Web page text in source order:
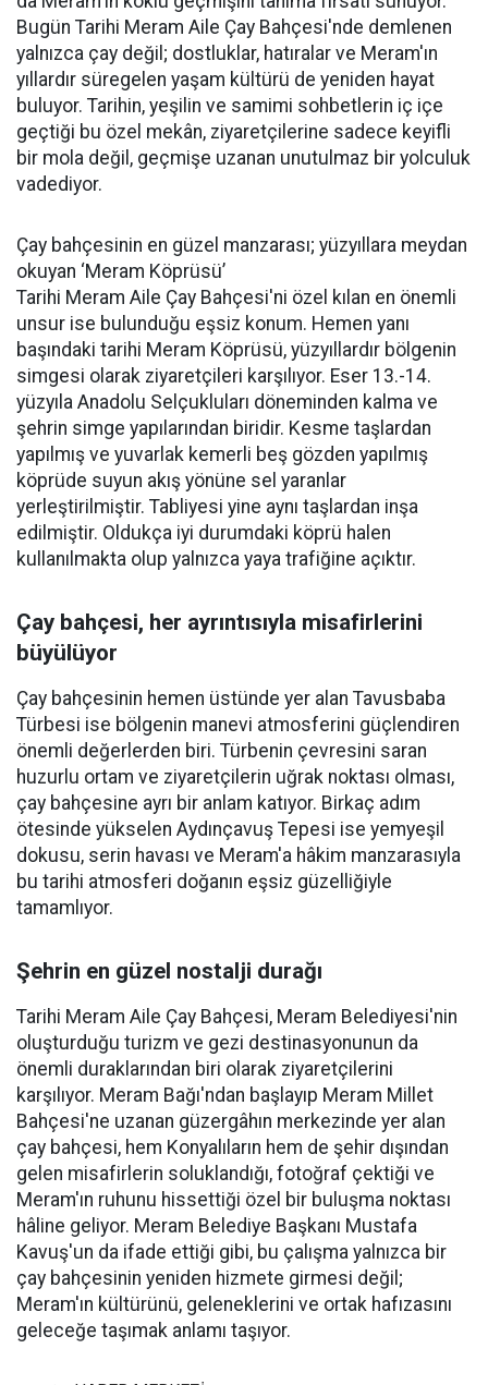
Bugün Tarihi Meram Aile Çay Bahçesi'nde demlenen
yalnızca çay değil; dostluklar, hatıralar ve Meram'ın
yıllardır süregelen yaşam kültürü de yeniden hayat
buluyor. Tarihin, yeşilin ve samimi sohbetlerin iç içe
geçtiği bu özel mekân, ziyaretçilerine sadece keyifli
bir mola değil, geçmişe uzanan unutulmaz bir yolculuk
vadediyor.
Çay bahçesinin en güzel manzarası; yüzyıllara meydan
okuyan ‘Meram Köprüsü’
Tarihi Meram Aile Çay Bahçesi'ni özel kılan en önemli
unsur ise bulunduğu eşsiz konum. Hemen yanı
başındaki tarihi Meram Köprüsü, yüzyıllardır bölgenin
simgesi olarak ziyaretçileri karşılıyor. Eser 13.-14.
yüzyıla Anadolu Selçukluları döneminden kalma ve
şehrin simge yapılarından biridir. Kesme taşlardan
yapılmış ve yuvarlak kemerli beş gözden yapılmış
köprüde suyun akış yönüne sel yaranlar
yerleştirilmiştir. Tabliyesi yine aynı taşlardan inşa
edilmiştir. Oldukça iyi durumdaki köprü halen
kullanılmakta olup yalnızca yaya trafiğine açıktır.
Çay bahçesi, her ayrıntısıyla misafirlerini
büyülüyor
Çay bahçesinin hemen üstünde yer alan Tavusbaba
Türbesi ise bölgenin manevi atmosferini güçlendiren
önemli değerlerden biri. Türbenin çevresini saran
huzurlu ortam ve ziyaretçilerin uğrak noktası olması,
çay bahçesine ayrı bir anlam katıyor. Birkaç adım
ötesinde yükselen Aydınçavuş Tepesi ise yemyeşil
dokusu, serin havası ve Meram'a hâkim manzarasıyla
bu tarihi atmosferi doğanın eşsiz güzelliğiyle
tamamlıyor.
Şehrin en güzel nostalji durağı
Tarihi Meram Aile Çay Bahçesi, Meram Belediyesi'nin
oluşturduğu turizm ve gezi destinasyonunun da
önemli duraklarından biri olarak ziyaretçilerini
karşılıyor. Meram Bağı'ndan başlayıp Meram Millet
Bahçesi'ne uzanan güzergâhın merkezinde yer alan
çay bahçesi, hem Konyalıların hem de şehir dışından
gelen misafirlerin soluklandığı, fotoğraf çektiği ve
Meram'ın ruhunu hissettiği özel bir buluşma noktası
hâline geliyor. Meram Belediye Başkanı Mustafa
Kavuş'un da ifade ettiği gibi, bu çalışma yalnızca bir
çay bahçesinin yeniden hizmete girmesi değil;
Meram'ın kültürünü, geleneklerini ve ortak hafızasını
geleceğe taşımak anlamı taşıyor.